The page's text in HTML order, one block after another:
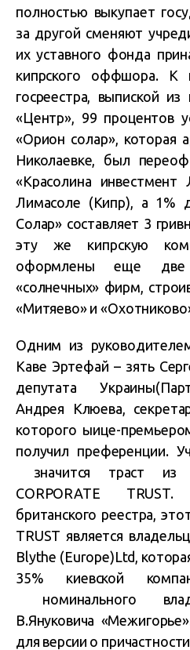
полностью выкупает
за другой сменяют
их уставного фонда
кипрского оффшора. К
госреестра, выпиской из
«Центр», 99 процентов
«Орион солар», которая
Николаевке, был
«Красолина
Лимасоле (Кипр), а 1%
Солар» составляет 3
эту же кипрскую
оформлены еще две
«солнечных» фирм,
«Митяево» и
Одним из
Каве Эртефай – зять
депутата
Андрея Клюева,
которого ыице-
получил преференции.
значится траст из
CORPORATE
британского реестра,
TRUST является
Blythe (Europe)Ltd,
35% киевской
номинального
В.Януковича
для версии о